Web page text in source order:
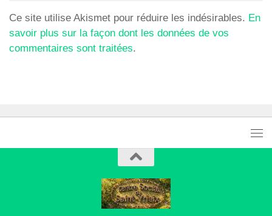
Ce site utilise Akismet pour réduire les indésirables. En
savoir plus sur la façon dont les données de vos
commentaires sont traitées.